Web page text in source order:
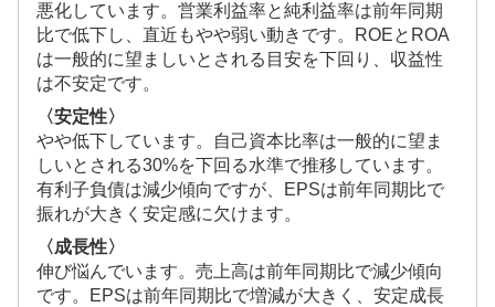
悪化しています。営業利益率と純利益率は前年同期
比で低下し、直近もやや弱い動きです。ROEとROA
は一般的に望ましいとされる目安を下回り、収益性
は不安定です。
〈安定性〉
やや低下しています。自己資本比率は一般的に望ま
しいとされる30%を下回る水準で推移しています。
有利子負債は減少傾向ですが、EPSは前年同期比で
振れが大きく安定感に欠けます。
〈成長性〉
伸び悩んでいます。売上高は前年同期比で減少傾向
です。EPSは前年同期比で増減が大きく、安定成長